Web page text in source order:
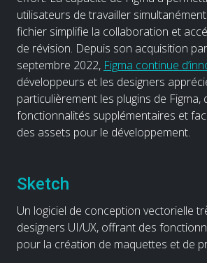
utilisateurs de travailler
fichier simplifie la collaboration et
de révision. Depuis son acquisition
septembre 2022, Figma continue
développeurs et les designers
particulièrement les plugins de Figma,
fonctionnalités supplémentaires et
des assets pour le développement.
Sketch
Un logiciel de conception vectorielle
designers UI/UX, offrant des
pour la création de maquettes et de